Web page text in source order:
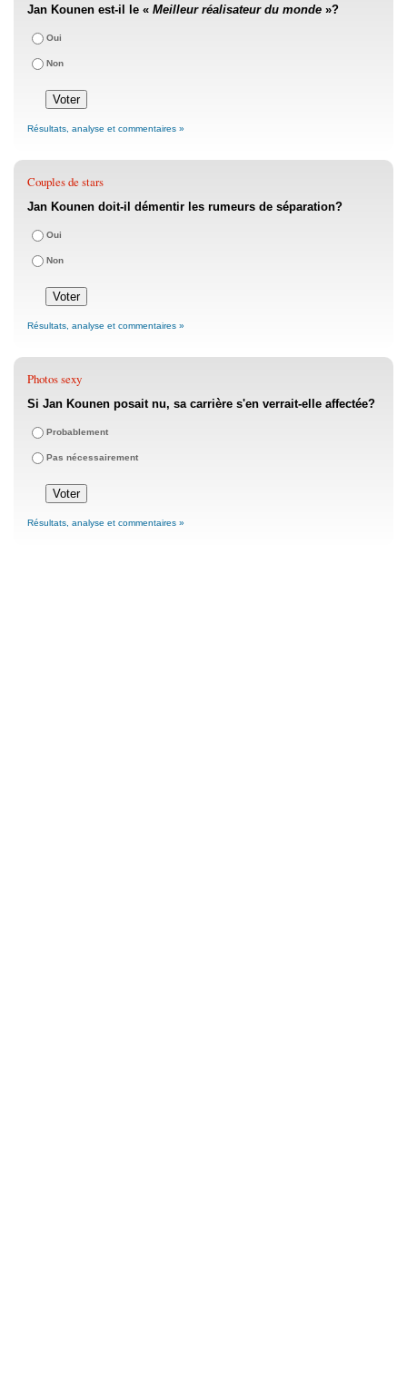
Jan Kounen est-il le « Meilleur réalisateur du monde »?
Oui
Non
Résultats, analyse et commentaires »
Couples de stars
Jan Kounen doit-il démentir les rumeurs de séparation?
Oui
Non
Résultats, analyse et commentaires »
Photos sexy
Si Jan Kounen posait nu, sa carrière s'en verrait-elle affectée?
Probablement
Pas nécessairement
Résultats, analyse et commentaires »